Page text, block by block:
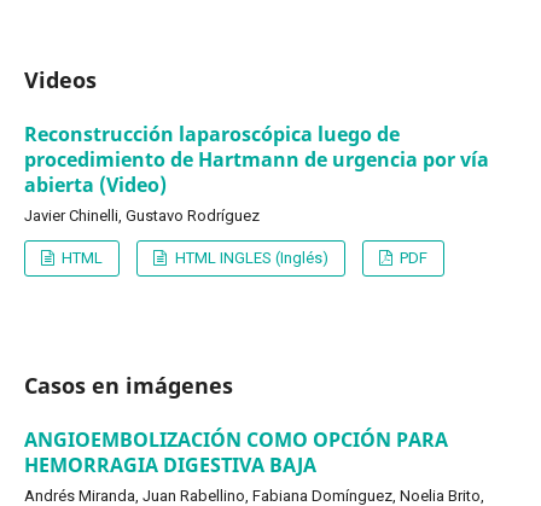
Videos
Reconstrucción laparoscópica luego de
procedimiento de Hartmann de urgencia por vía
abierta (Video)
Javier Chinelli, Gustavo Rodríguez
HTML HTML INGLES (Inglés) PDF
Casos en imágenes
ANGIOEMBOLIZACIÓN COMO OPCIÓN PARA
HEMORRAGIA DIGESTIVA BAJA
Andrés Miranda, Juan Rabellino, Fabiana Domínguez, Noelia Brito,